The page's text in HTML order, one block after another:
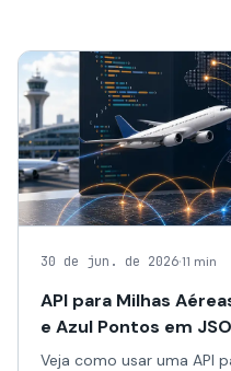
30 de jun. de 2026·11 min
API para Milhas
e Azul Pontos em
Veja como usar uma API